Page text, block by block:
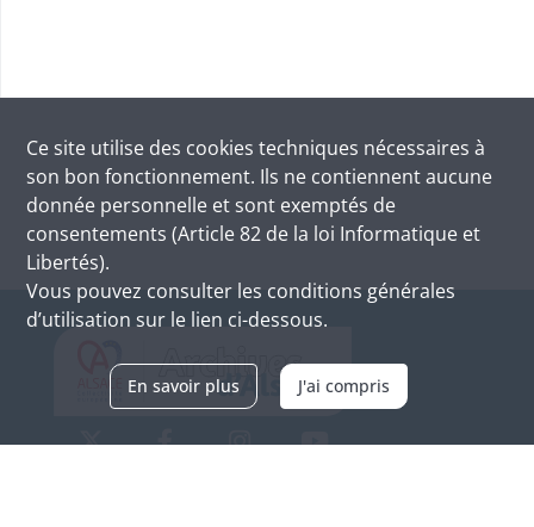
Ce site utilise des cookies techniques nécessaires à
son bon fonctionnement. Ils ne contiennent aucune
donnée personnelle et sont exemptés de
consentements (Article 82 de la loi Informatique et
Libertés).
Vous pouvez consulter les conditions générales
d’utilisation sur le lien ci-dessous.
En savoir plus J'ai compris